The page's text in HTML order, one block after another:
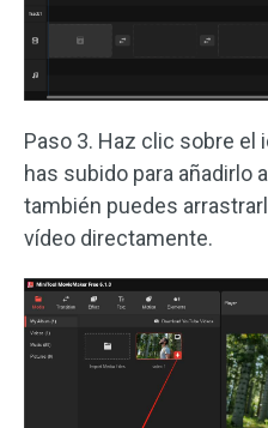
Paso 3. Haz clic sobre el
has subido para añadirlo
también puedes
vídeo directamente.